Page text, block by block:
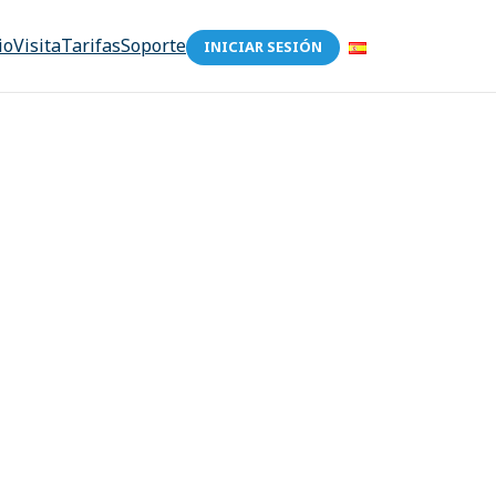
VisitaTarifasSoporte INICIAR SESIÓN